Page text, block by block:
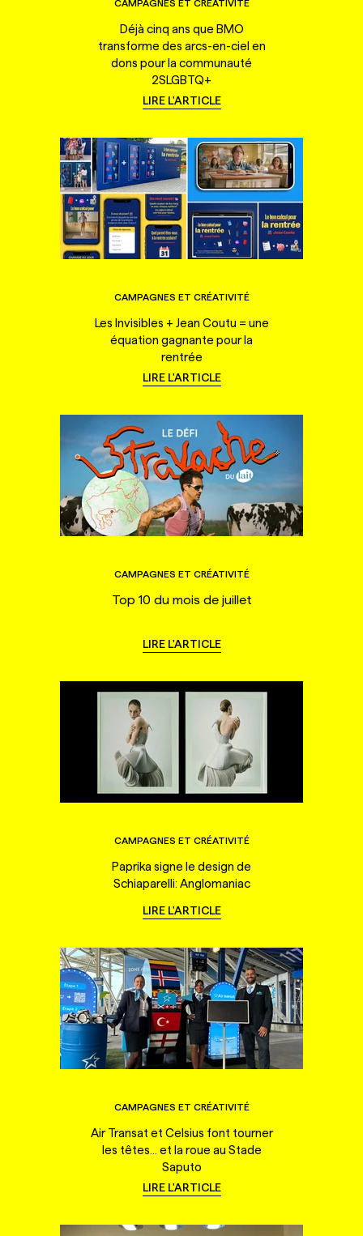
CAMPAGNES ET CRÉATIVITÉ
Déjà cinq ans que BMO
transforme des arcs-en-ciel en
dons pour la communauté
2SLGBTQ+
LIRE L'ARTICLE
CAMPAGNES ET CRÉATIVITÉ
Les Invisibles + Jean Coutu = une
équation gagnante pour la
rentrée
LIRE L'ARTICLE
CAMPAGNES ET CRÉATIVITÉ
Top 10 du mois de juillet
LIRE L'ARTICLE
CAMPAGNES ET CRÉATIVITÉ
Paprika signe le design de
Schiaparelli: Anglomaniac
LIRE L'ARTICLE
CAMPAGNES ET CRÉATIVITÉ
Air Transat et Celsius font tourner
les têtes... et la roue au Stade
Saputo
LIRE L'ARTICLE